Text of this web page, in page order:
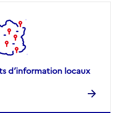
d’information locaux